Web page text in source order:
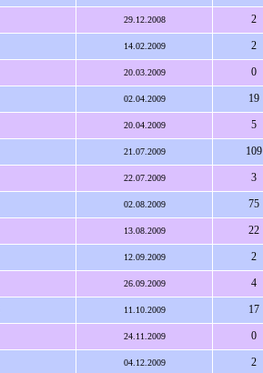
29.12.2008 2
14.02.2009 2
20.03.2009 0
02.04.2009 19
20.04.2009 5
21.07.2009 109
22.07.2009 3
02.08.2009 75
13.08.2009 22
12.09.2009 2
26.09.2009 4
11.10.2009 17
24.11.2009 0
04.12.2009 2